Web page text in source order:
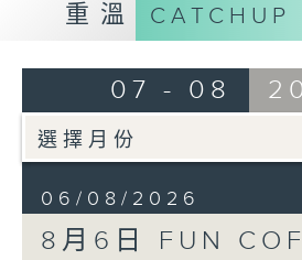
重溫 CATCHUP
07 - 08
06/08/2026
8月6日 FUN